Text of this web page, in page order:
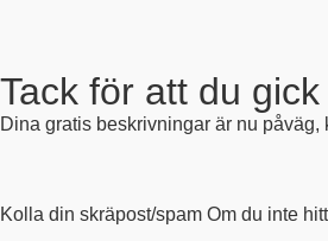
Tack för att du gick
Dina gratis beskrivningar är nu påväg,
Kolla din skräpost/spam Om du inte